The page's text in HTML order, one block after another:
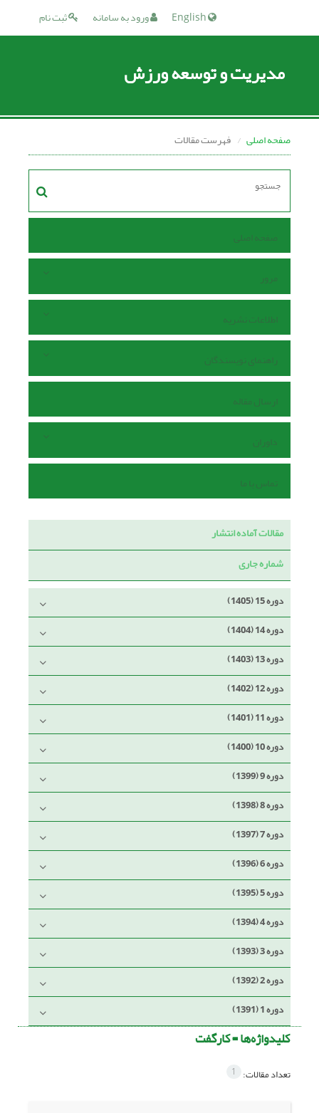
ثبت نام ورود به سامانه
مدیریت و توسعه ورزش
صفحه اصلی فهرست مقالات
صفحه اصلی
مرور
اطلاعات نشریه
راهنمای نویسندگان
ارسال مقاله
داوران
تماس با ما
مقالات آماده انتشار
شماره جاری
دوره 15 (1405)
دوره 14 (1404)
دوره 13 (1403)
دوره 12 (1402)
دوره 11 (1401)
دوره 10 (1400)
دوره 9 (1399)
دوره 8 (1398)
دوره 7 (1397)
دوره 6 (1396)
دوره 5 (1395)
دوره 4 (1394)
دوره 3 (1393)
دوره 2 (1392)
دوره 1 (1391)
کلیدواژه‌ها =کارگفت
تعداد مقالات: 1